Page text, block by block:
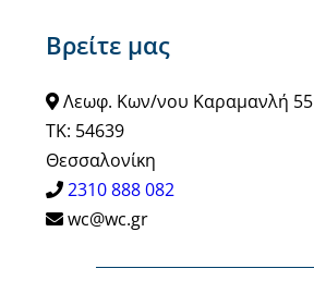
Βρείτε μας
Λεωφ. Κων/νου Καραμανλή 55
ΤΚ: 54639
Θεσσαλονίκη
2310 888 082
wc@wc.gr